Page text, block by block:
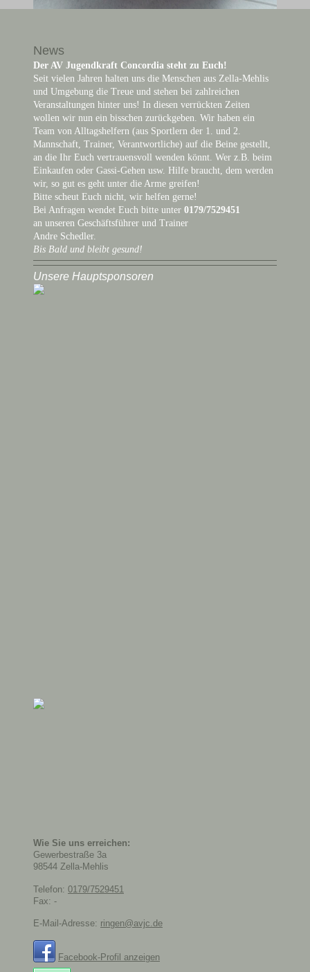
News
Der AV Jugendkraft Concordia steht zu Euch!
Seit vielen Jahren halten uns die Menschen aus Zella-Mehlis
und Umgebung die Treue und stehen bei zahlreichen
Veranstaltungen hinter uns! In diesen verrückten Zeiten
wollen wir nun ein bisschen zurückgeben. Wir haben ein
Team von Alltagshelfern (aus Sportlern der 1. und 2.
Mannschaft, Trainer, Verantwortliche) auf die Beine gestellt,
an die Ihr Euch vertrauensvoll wenden könnt. Wer z.B. beim
Einkaufen oder Gassi-Gehen usw. Hilfe braucht, dem werden
wir, so gut es geht unter die Arme greifen!
Bitte scheut Euch nicht, wir helfen gerne!
Bei Anfragen wendet Euch bitte unter 0179/7529451
an unseren Geschäftsführer und Trainer
Andre Schedler.
Bis Bald und bleibt gesund!
Unsere Hauptsponsoren
Wie Sie uns erreichen:
Gewerbestraße 3a
98544 Zella-Mehlis
Telefon: 0179/7529451
Fax: -
E-Mail-Adresse: ringen@avjc.de
Facebook-Profil anzeigen